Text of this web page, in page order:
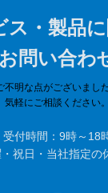
ス・製品
お問い合わ
不明な点がございまし
気軽にご相談ください。
受付時間：9時～18
・祝日・当社指定の